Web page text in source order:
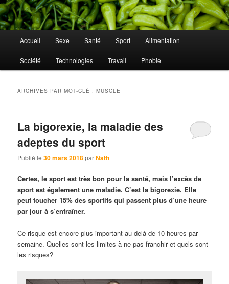
principal
Accueil Sexe Santé Sport Alimentation
Société Technologies Travail Phobie
ARCHIVES PAR MOT-CLÉ :MUSCLE
La bigorexie, la maladie des
adeptes du sport
Publié le30 mars 2018parNath
Certes, le sport est très bon pour la santé, mais l’excès de
sport est également une maladie. C’est la bigorexie. Elle
peut toucher 15% des sportifs qui passent plus d’une heure
par jour à s’entraîner.
Ce risque est encore plus important au-delà de 10 heures par
semaine. Quelles sont les limites à ne pas franchir et quels sont
les risques?